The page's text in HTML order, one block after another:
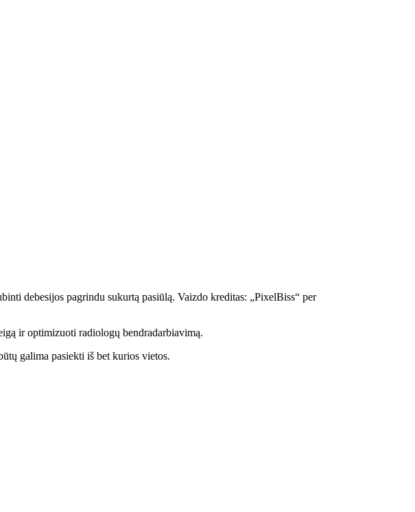
debesijos pagrindu sukurtą pasiūlą. Vaizdo kreditas: „PixelBiss“ per
ir optimizuoti radiologų bendradarbiavimą.
galima pasiekti iš bet kurios vietos.